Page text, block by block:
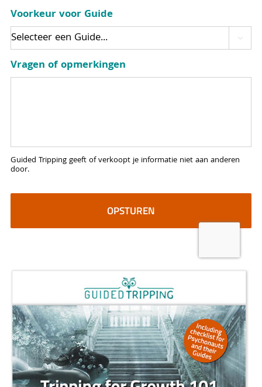
Voorkeur voor Guide

Vragen of opmerkingen
Guided Tripping geeft of verkoopt je informatie niet aan anderen
door.
CAPTCHA